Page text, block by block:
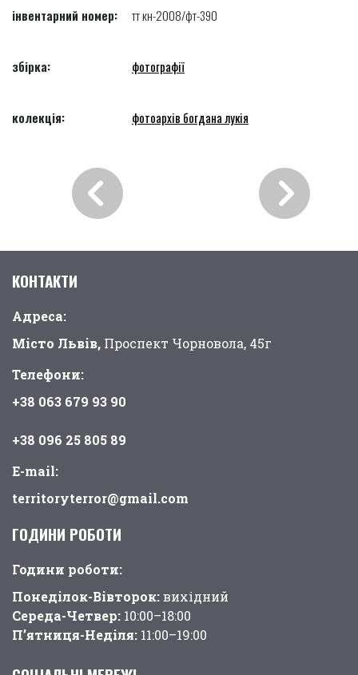
інвентарний номер: тт кн-2008/фт-390
збірка: фотографії
колекція: фотоархів богдана лукія
КОНТАКТИ
Адреса:
Місто Львів, Проспект Чорновола, 45г
Телефони:
+38 063 679 93 90
+38 096 25 805 89
E-mail:
territoryterror@gmail.com
ГОДИНИ РОБОТИ
Години pоботи:
Понеділок-Вівторок:вихідний
Середа-Четвер: 10:00–18:00
П’ятниця-Неділя: 11:00–19:00